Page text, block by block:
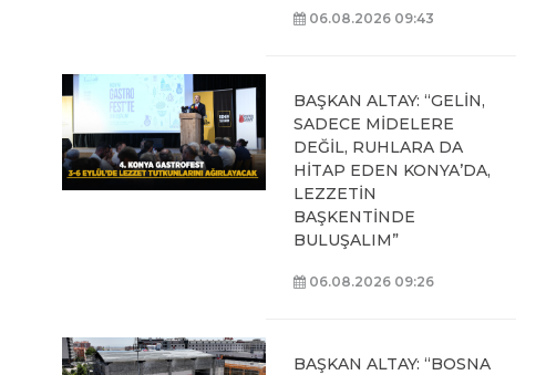
06.08.2026 09:43
BAŞKAN ALTAY: “GELİN,
SADECE MİDELERE
DEĞİL, RUHLARA DA
HİTAP EDEN KONYA’DA,
LEZZETİN
BAŞKENTİNDE
BULUŞALIM”
06.08.2026 09:26
BAŞKAN ALTAY: “BOSNA